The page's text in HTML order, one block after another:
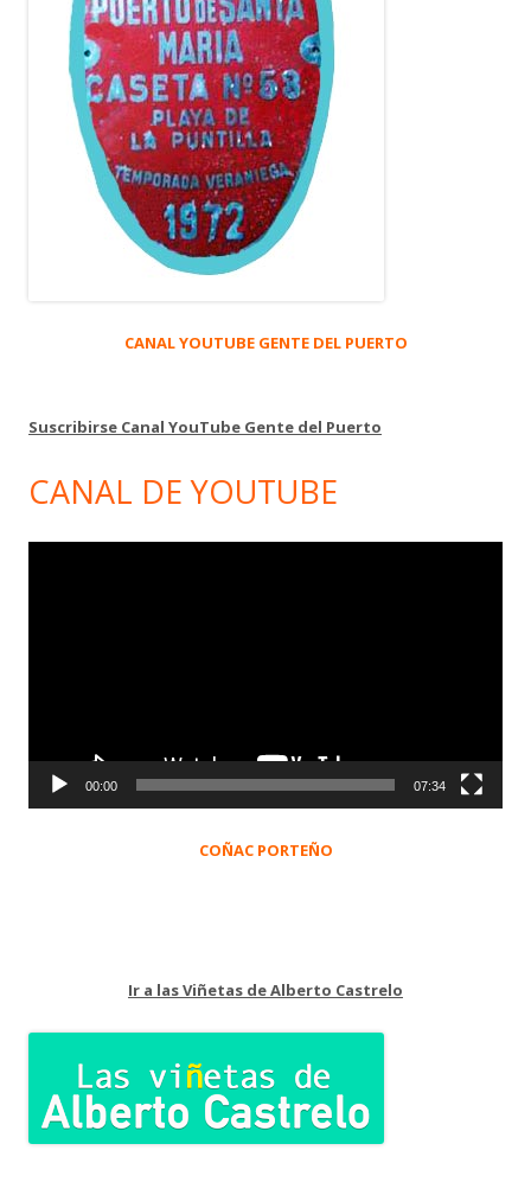
CANAL YOUTUBE GENTE DEL PUERTO
Suscribirse Canal YouTube Gente del Puerto
CANAL DE YOUTUBE
00:00 07:34
COÑAC PORTEÑO
Ir a las Viñetas de Alberto Castrelo